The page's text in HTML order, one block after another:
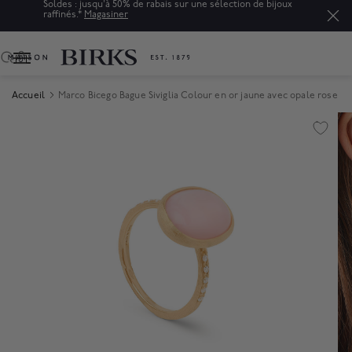
Soldes : jusqu'à 50% de rabais sur une sélection de bijoux
raffinés.* Magasiner
0
Accueil Marco Bicego Bague Siviglia Colour en or jaune avec opale rose